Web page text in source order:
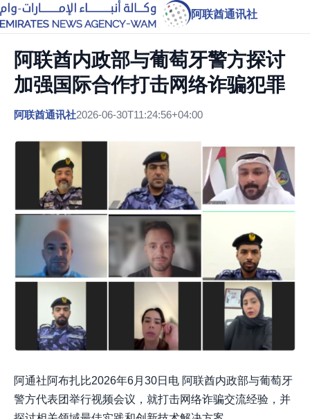
阿联酋通讯社
阿联酋内政部与葡萄牙警方探讨
加强国际合作打击网络诈骗犯罪
阿联酋通讯社2026-06-30T11:24:56+04:00
阿通社阿布扎比2026年6月30日电 阿联酋内政部与葡萄牙
警方代表团举行视频会议，就打击网络诈骗交流经验，并